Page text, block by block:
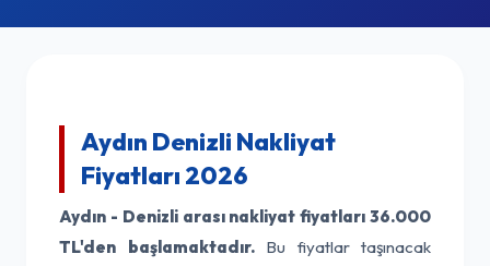
Aydın Denizli Nakliyat
Fiyatları 2026
Aydın - Denizli arası nakliyat fiyatları 36.000
TL'den başlamaktadır.Bu fiyatlar taşınacak